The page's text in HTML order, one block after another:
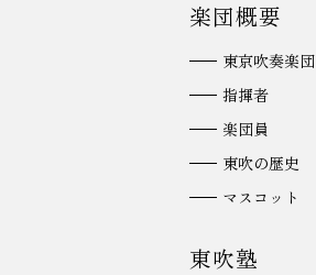
楽団概要
東京吹奏楽団
指揮者
楽団員
東吹の歴史
マスコット
東吹塾